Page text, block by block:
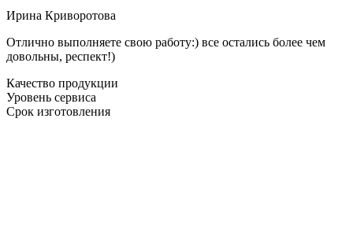
Ирина Криворотова
Отлично выполняете свою работу:) все остались более чем
довольны, респект!)
Качество продукции
Уровень сервиса
Срок изготовления